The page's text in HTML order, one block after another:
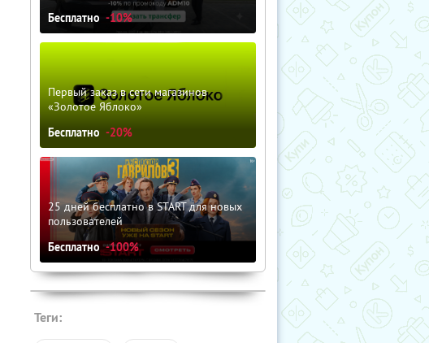
Бесплатно -10%
Первый заказ в сети магазинов
«Золотое Яблоко»
Бесплатно -20%
25 дней бесплатно в START для новых
пользователей
Бесплатно -100%
Теги: